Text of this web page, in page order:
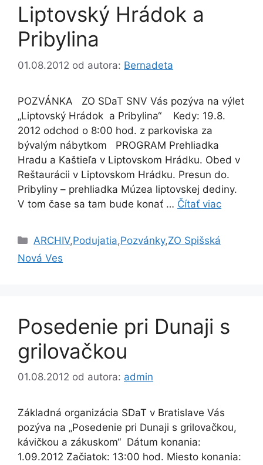
Liptovský Hrádok a
Pribylina
01.08.2012 od autora: Bernadeta
POZVÁNKA ZO SDaT SNV Vás pozýva na výlet
„Liptovský Hrádok a Pribylina“ Kedy: 19.8.
2012 odchod o 8:00 hod. z parkoviska za
bývalým nábytkom PROGRAM Prehliadka
Hradu a Kaštieľa v Liptovskom Hrádku. Obed v
Reštaurácii v Liptovskom Hrádku. Presun do.
Pribyliny – prehliadka Múzea liptovskej dediny.
V tom čase sa tam bude konať … Čítať viac
Kategórie
ARCHIV,Podujatia,Pozvánky,ZO Spišská
Nová Ves
Posedenie pri Dunaji s
grilovačkou
01.08.2012 od autora: admin
Základná organizácia SDaT v Bratislave Vás
pozýva na „Posedenie pri Dunaji s grilovačkou,
kávičkou a zákuskom“ Dátum konania:
1.09.2012 Začiatok: 13:00 hod. Miesto konania: